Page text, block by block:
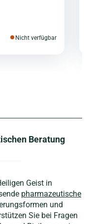
Nicht verfügbar
Beratung
Geist in
pharmazeutische
und
Sie bei Fragen